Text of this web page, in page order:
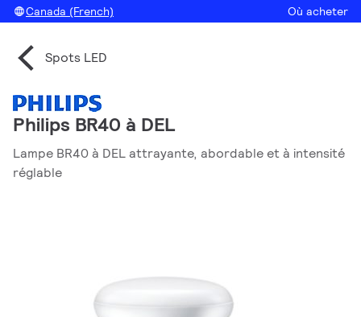
Canada (French) Où acheter
Spots LED
Philips BR40 à DEL
Lampe BR40 à DEL attrayante, abordable et à intensité
réglable